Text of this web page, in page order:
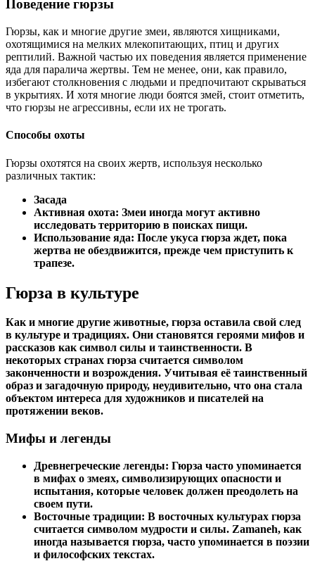
Поведение гюрзы
Гюрзы, как и многие другие змеи, являются хищниками,
охотящимися на мелких млекопитающих, птиц и других
рептилий. Важной частью их поведения является применение
яда для паралича жертвы. Тем не менее, они, как правило,
избегают столкновения с людьми и предпочитают скрываться
в укрытиях. И хотя многие люди боятся змей, стоит отметить,
что гюрзы не агрессивны, если их не трогать.
Способы охоты
Гюрзы охотятся на своих жертв, используя несколько
различных тактик:
Засада
Активная охота: Змеи иногда могут активно
исследовать территорию в поисках пищи.
Использование яда: После укуса гюрза ждет, пока
жертва не обездвижится, прежде чем приступить к
трапезе.
Гюрза в культуре
Как и многие другие животные, гюрза оставила свой след
в культуре и традициях. Они становятся героями мифов и
рассказов как символ силы и таинственности. В
некоторых странах гюрза считается символом
законченности и возрождения. Учитывая её таинственный
образ и загадочную природу, неудивительно, что она стала
объектом интереса для художников и писателей на
протяжении веков.
Мифы и легенды
Древнегреческие легенды: Гюрза часто упоминается
в мифах о змеях, символизирующих опасности и
испытания, которые человек должен преодолеть на
своем пути.
Восточные традиции: В восточных культурах гюрза
считается символом мудрости и силы. Zamaneh, как
иногда называется гюрза, часто упоминается в поэзии
и философских текстах.